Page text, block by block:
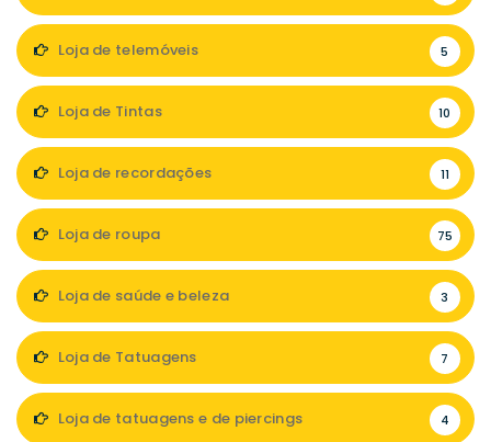
Loja de telemóveis 5
Loja de Tintas 10
Loja de recordações 11
Loja de roupa 75
Loja de saúde e beleza 3
Loja de Tatuagens 7
Loja de tatuagens e de piercings 4